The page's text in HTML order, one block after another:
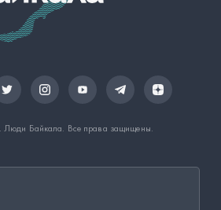
Люди Байкала . Все права защищены.